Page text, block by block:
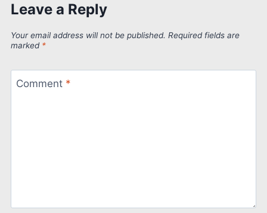
Leave a Reply
Your email address will not be published. Required fields are
marked *
Comment *